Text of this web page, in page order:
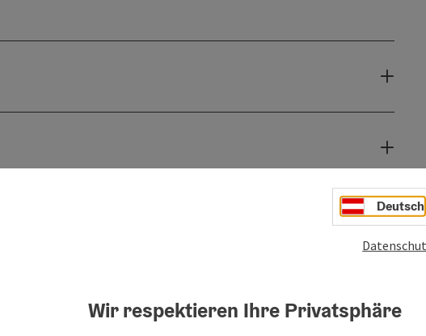
Deutsch
Wir respektieren Ihre Privatsphäre